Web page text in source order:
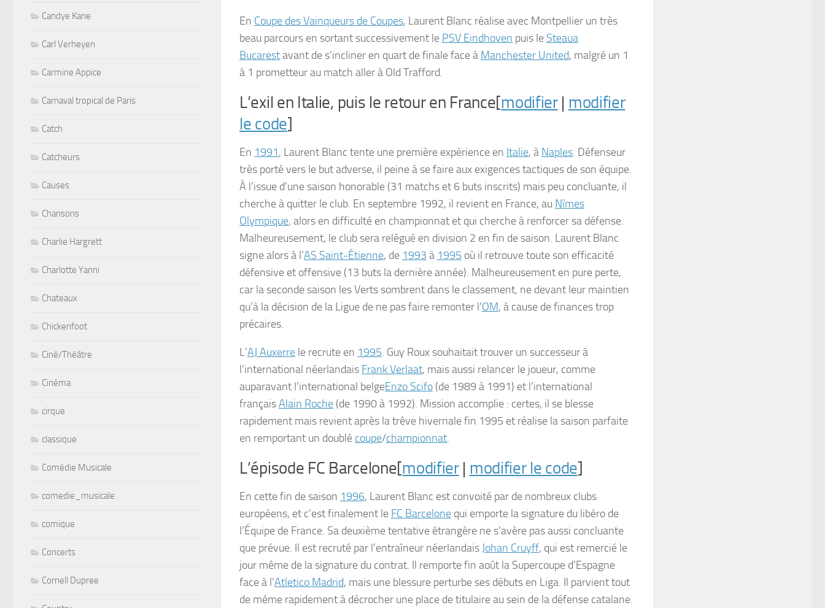
En Coupe des Vainqueurs de Coupes, Laurent Blanc réalise avec Montpellier un très
beau parcours en sortant successivement le PSV Eindhoven puis le Steaua
Bucarestavant de s’incliner en quart de finale face à Manchester United, malgré un 1
à 1 prometteur au match aller à Old Trafford.
L’exil en Italie, puis le retour en France[modifier| modifier
le code]
En 1991, Laurent Blanc tente une première expérience en Italie, à Naples. Défenseur
très porté vers le but adverse, il peine à se faire aux exigences tactiques de son équipe.
À l’issue d’une saison honorable (31 matchs et 6 buts inscrits) mais peu concluante, il
cherche à quitter le club. En septembre 1992, il revient en France, au Nîmes
Olympique, alors en difficulté en championnat et qui cherche à renforcer sa défense.
Malheureusement, le club sera relégué en division 2 en fin de saison. Laurent Blanc
signe alors à l’AS Saint-Étienne, de 1993 à 1995 où il retrouve toute son efficacité
défensive et offensive (13 buts la dernière année). Malheureusement en pure perte,
car la seconde saison les Verts sombrent dans le classement, ne devant leur maintien
qu’à la décision de la Ligue de ne pas faire remonter l’OM, à cause de finances trop
précaires.
L’AJ Auxerre le recrute en 1995. Guy Roux souhaitait trouver un successeur à
l’international néerlandais Frank Verlaat, mais aussi relancer le joueur, comme
auparavant l’international belgeEnzo Scifo (de 1989 à 1991) et l’international
françaisAlain Roche (de 1990 à 1992). Mission accomplie : certes, il se blesse
rapidement mais revient après la trêve hivernale fin 1995 et réalise la saison parfaite
en remportant un doublé coupe/championnat.
L’épisode FC Barcelone[modifier| modifier le code]
En cette fin de saison 1996, Laurent Blanc est convoité par de nombreux clubs
européens, et c’est finalement le FC Barcelone qui emporte la signature du libéro de
l’Équipe de France. Sa deuxième tentative étrangère ne s’avère pas aussi concluante
que prévue. Il est recruté par l’entraîneur néerlandais Johan Cruyff, qui est remercié le
jour même de la signature du contrat. Il remporte fin août la Supercoupe d’Espagne
face à l’Atletico Madrid, mais une blessure perturbe ses débuts en Liga. Il parvient tout
de même rapidement à décrocher une place de titulaire au sein de la défense catalane.
Candye Kane
Carl Verheyen
Carmine Appice
Carnaval tropical de Paris
Catch
Catcheurs
Causes
Chansons
Charlie Hargrett
Charlotte Yanni
Chateaux
Chickenfoot
Ciné/Théâtre
Cinéma
cirque
classique
Comédie Musicale
comedie_musicale
comique
Concerts
Cornell Dupree